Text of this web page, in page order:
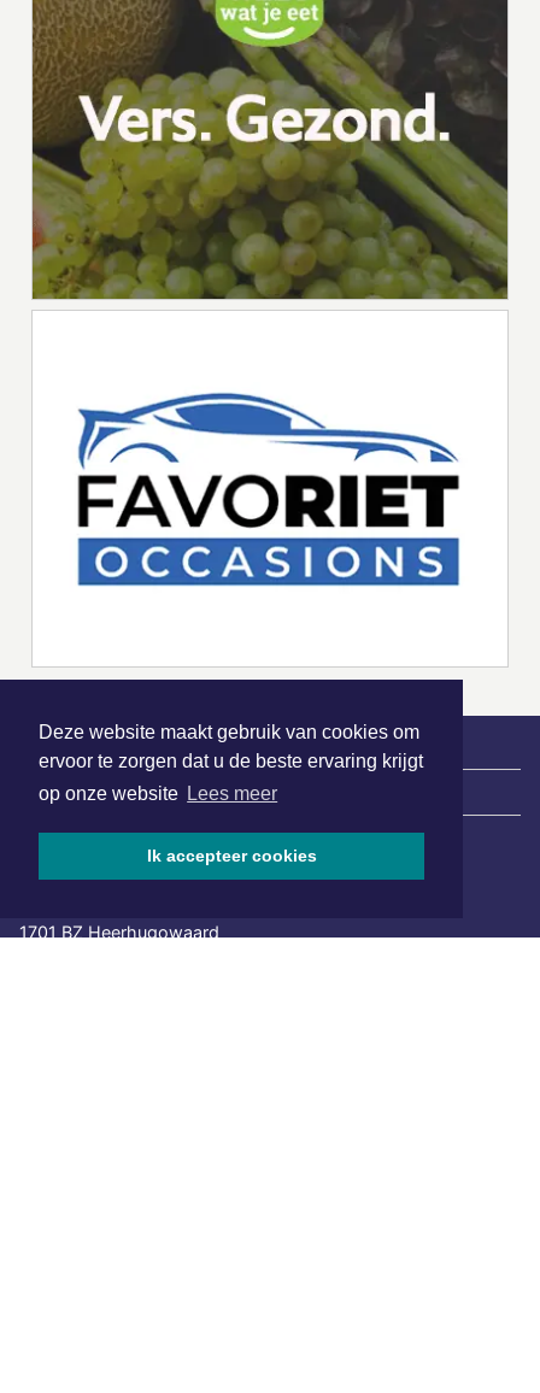
Deze website maakt gebruik van cookies om
ervoor te zorgen dat u de beste ervaring krijgt
op onze website Lees meer
Ik accepteer cookies
| Nieuws | Sport | Evenementen
Hoofdvestiging:
1701 BZ Heerhugowaard